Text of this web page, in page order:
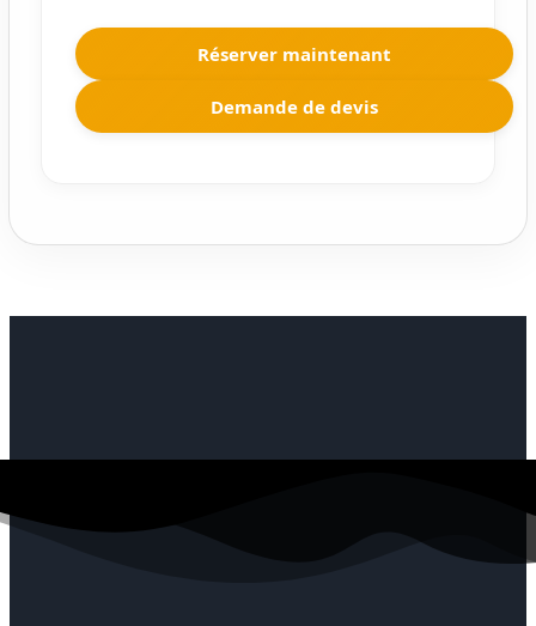
Réserver maintenant
Demande de devis